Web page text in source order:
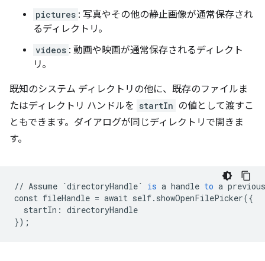
pictures : 写真やその他の静止画像が通常保存され
るディレクトリ。
videos : 動画や映画が通常保存されるディレクト
リ。
既知のシステム ディレクトリの他に、既存のファイルま
たはディレクトリ ハンドルを startIn の値として渡すこ
ともできます。ダイアログが同じディレクトリで開きま
す。
// Assume `directoryHandle` is a handle to a
const fileHandle = await self. showOpenFilePicker({
startIn : directoryHandle
});